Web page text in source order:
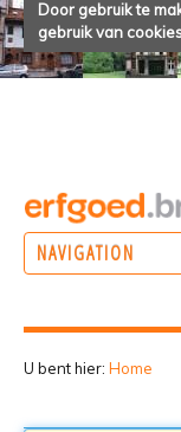
Door gebruik te
gebruik van
NAVIGATION
U bent hier: Home